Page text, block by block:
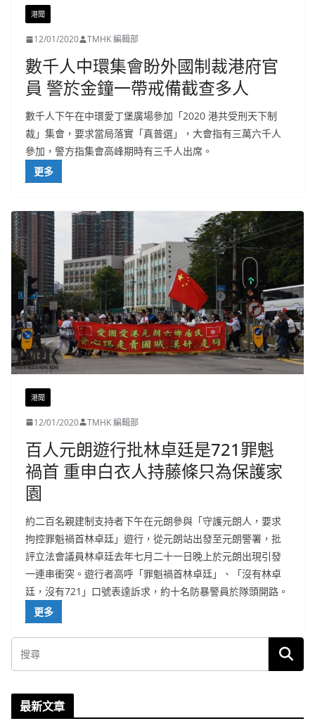
港聞
12/01/2020 TMHK 編輯部
數千人中環集會盼外國制裁港府官
員 警於金鐘一帶戒備截查多人
數千人下午在中環愛丁堡廣場參加「2020 港共受刑天下制
裁」集會，要求當局落實「真普選」，大會指有三萬六千人
參加，警方指集會高峰期時有三千人出席。
更多
港聞
12/01/2020 TMHK 編輯部
百人元朗遊行批林卓廷是721罪魁
禍首 重申白衣人持藤條只為保護家
園
約二百名親建制支持者下午在元朗參與「守護元朗人，要求
拘控罪魁禍首林卓廷」遊行，從元朗站出發至元朗警署，批
評立法會議員林卓廷去年七月二十一日晚上於元朗出現引發
一連串衝突。遊行者高呼「罪魁禍首林卓廷」、「沒有林卓
廷，沒有721」口號表達訴求，約十名防暴警員於隊頭開路。
更多
最新文章